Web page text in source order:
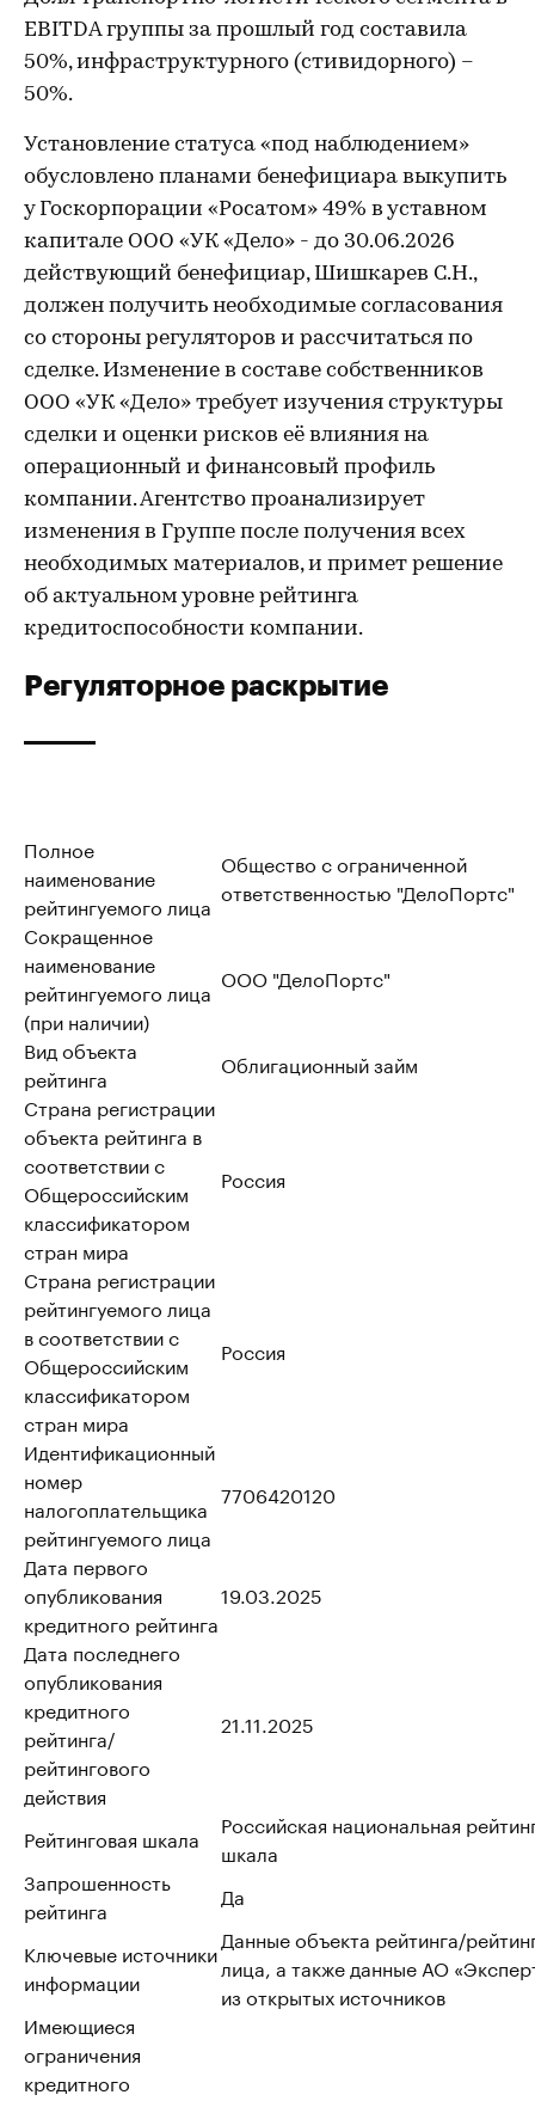
EBITDA группы за прошлый год составила
50%, инфраструктурного (стивидорного) –
50%.
Установление статуса «под наблюдением»
обусловлено планами бенефициара выкупить
у Госкорпорации «Росатом» 49% в уставном
капитале ООО «УК «Дело» - до 30.06.2026
действующий бенефициар, Шишкарев С.Н.,
должен получить необходимые согласования
со стороны регуляторов и рассчитаться по
сделке. Изменение в составе собственников
ООО «УК «Дело» требует изучения структуры
сделки и оценки рисков её влияния на
операционный и финансовый профиль
компании. Агентство проанализирует
изменения в Группе после получения всех
необходимых материалов, и примет решение
об актуальном уровне рейтинга
кредитоспособности компании.
Регуляторное раскрытие
Полное
наименование
рейтингуемого лица
Общество с ограниченной
ответственностью "ДелоПортс"
Сокращенное
наименование
рейтингуемого лица
(при наличии)
ООО "ДелоПортс"
Вид объекта
рейтинга
Облигационный займ
Страна регистрации
объекта рейтинга в
соответствии с
Общероссийским
классификатором
стран мира
Россия
Страна регистрации
рейтингуемого лица
в соответствии с
Общероссийским
классификатором
стран мира
Россия
Идентификационный
номер
налогоплательщика
рейтингуемого лица
7706420120
Дата первого
опубликования
кредитного рейтинга
19.03.2025
Дата последнего
опубликования
кредитного
рейтинга/
рейтингового
действия
21.11.2025
Рейтинговая шкала
Российская национальная
шкала
Запрошенность
рейтинга
Да
Ключевые источники
информации
Данные объекта рейтинга/
лица, а также данные АО
из открытых источников
Имеющиеся
ограничения
кредитного